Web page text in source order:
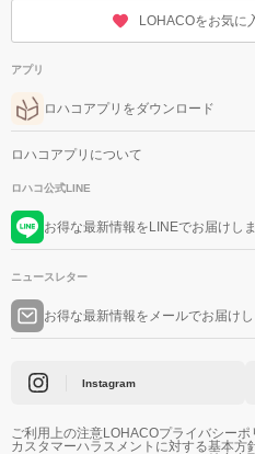
LOHACOをお気に
アプリ
ロハコアプリをダウンロード
ロハコアプリについて
ロハコ公式LINE
お得な最新情報をLINEでお届けし
ニュースレター
お得な最新情報をメールでお届け
Instagram
ご利用上の注意LOHACOプライバシーポ
カスタマーハラスメントに対する基本方